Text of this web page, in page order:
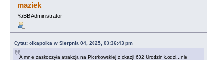
maziek
YaBB Administrator
Cytat: olkapolka w Sierpnia 04, 2025, 03:36:43 pm
A mnie zaskoczyła atrakcja na Piotrkowskiej z okazji 602 Urodzin Łodzi...nie